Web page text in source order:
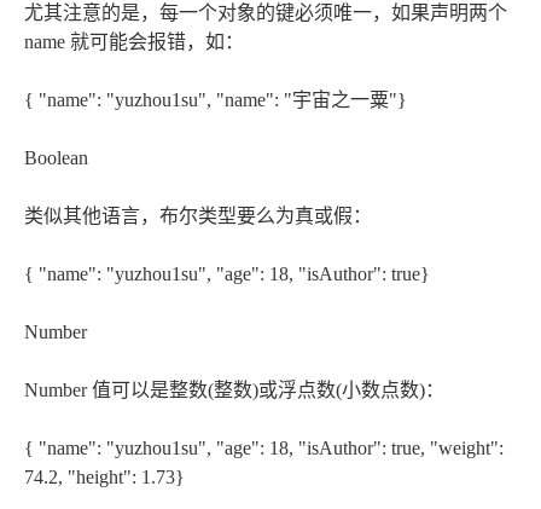
尤其注意的是，每一个对象的键必须唯一，如果声明两个
name 就可能会报错，如：
{ "name": "yuzhou1su", "name": "宇宙之一粟"}
Boolean
类似其他语言，布尔类型要么为真或假：
{ "name": "yuzhou1su", "age": 18, "isAuthor": true}
Number
Number 值可以是整数(整数)或浮点数(小数点数)：
{ "name": "yuzhou1su", "age": 18, "isAuthor": true, "weight":
74.2, "height": 1.73}